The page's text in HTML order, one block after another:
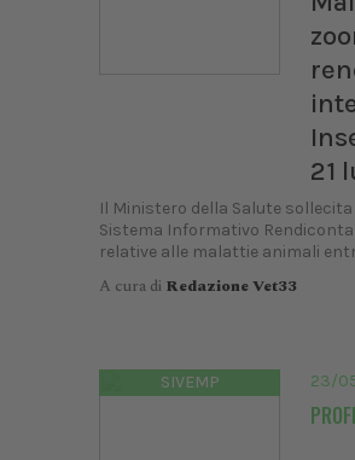
21
Il Ministero della Salute
Sistema Informativo
relative alle malattie animali
A cura di Redazione Vet33
SIVEMP 23/